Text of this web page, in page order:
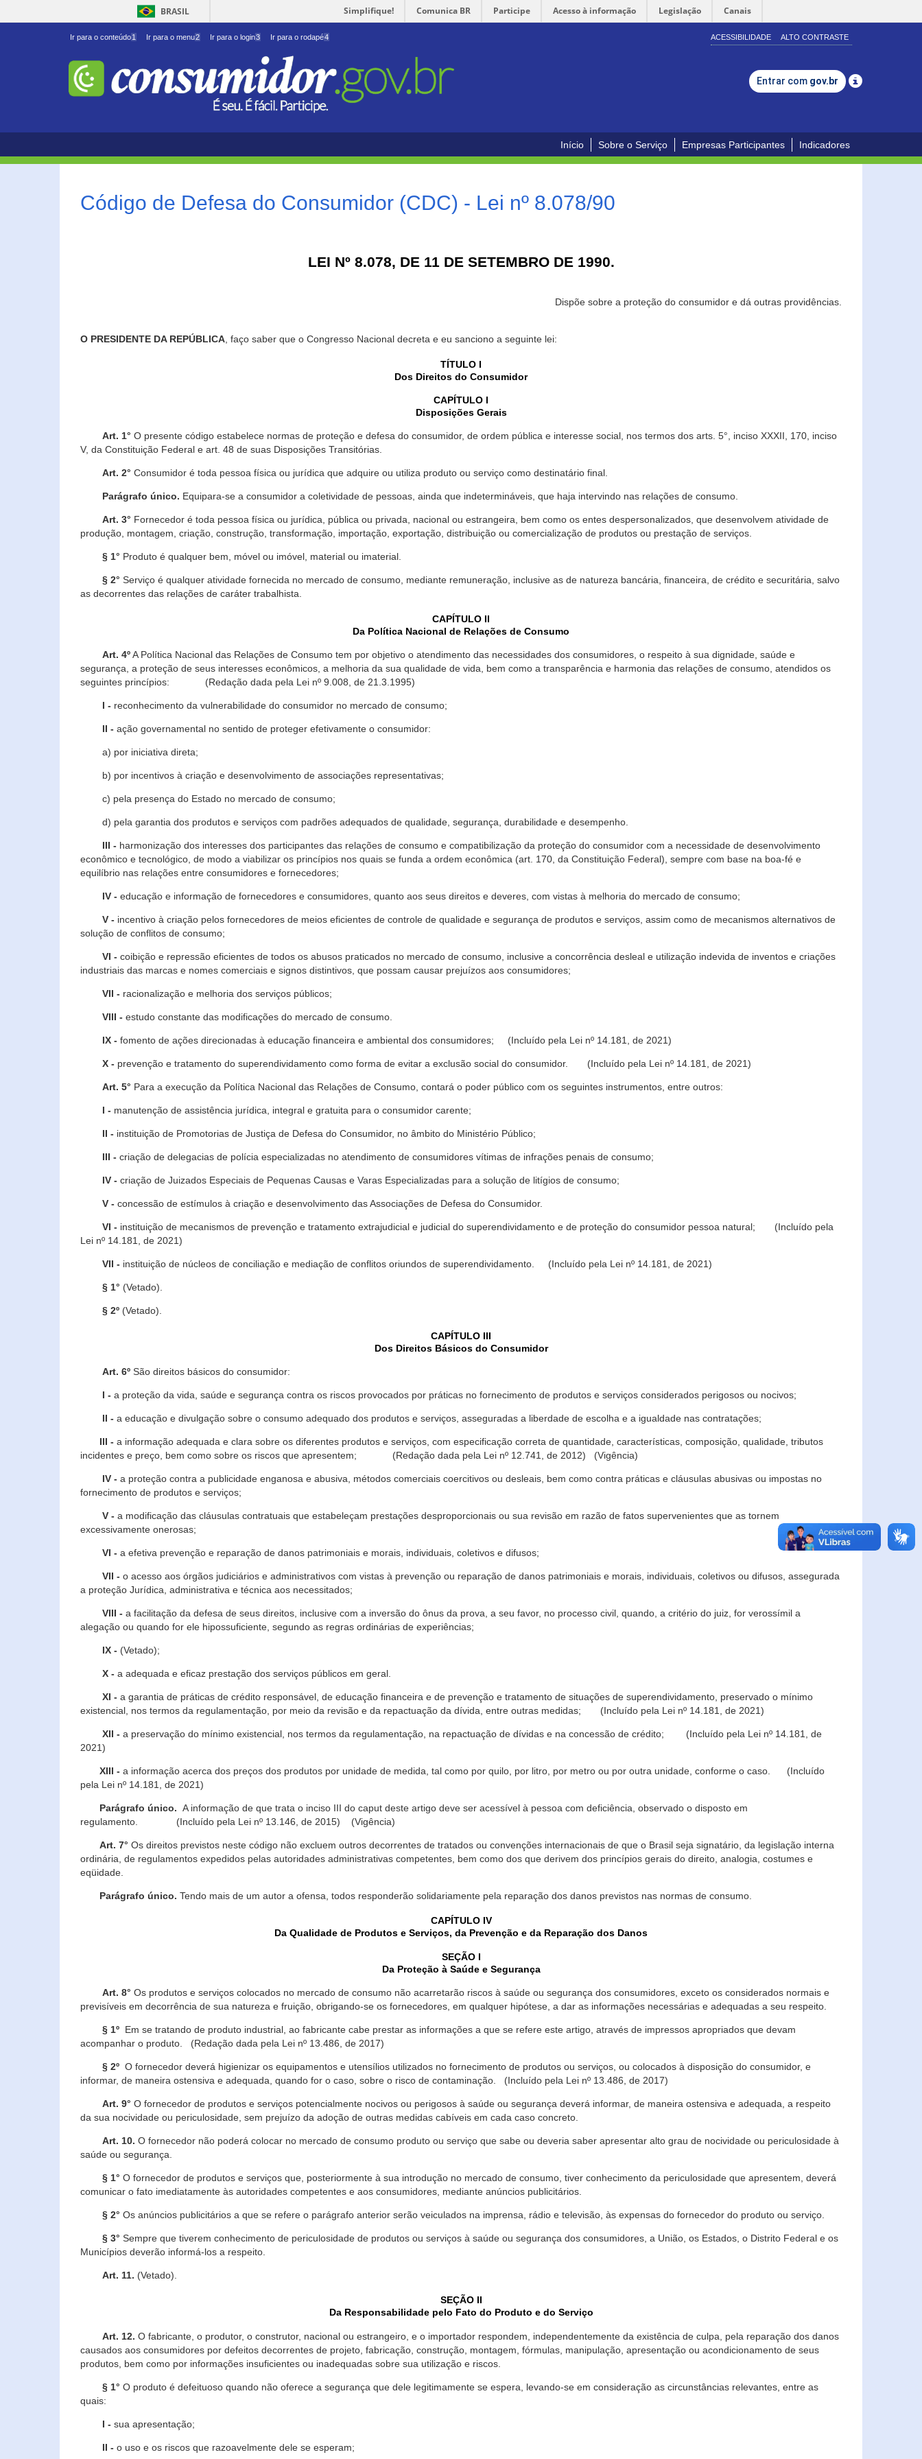
BRASIL Simplifique! Comunica BR Participe Acesso à informação Legislação Canais
Ir para o conteúdo1 Ir para o menu2 Ir para o login3 Ir para o rodapé4 ACESSIBILIDADE ALTO CONTRASTE
Entrar com gov.br
Início Sobre o Serviço Empresas Participantes Indicadores
Código de Defesa do Consumidor (CDC) - Lei nº 8.078/90
LEI Nº 8.078, DE 11 DE SETEMBRO DE 1990.
Dispõe sobre a proteção do consumidor e dá outras providências.
O PRESIDENTE DA REPÚBLICA, faço saber que o Congresso Nacional decreta e eu sanciono a seguinte lei:
TÍTULO I
Dos Direitos do Consumidor
CAPÍTULO I
Disposições Gerais
Art. 1° O presente código estabelece normas de proteção e defesa do consumidor, de ordem pública e interesse social, nos termos dos arts. 5°, inciso XXXII, 170, inciso
V, da Constituição Federal e art. 48 de suas Disposições Transitórias.
Art. 2° Consumidor é toda pessoa física ou jurídica que adquire ou utiliza produto ou serviço como destinatário final.
Parágrafo único. Equipara-se a consumidor a coletividade de pessoas, ainda que indetermináveis, que haja intervindo nas relações de consumo.
Art. 3° Fornecedor é toda pessoa física ou jurídica, pública ou privada, nacional ou estrangeira, bem como os entes despersonalizados, que desenvolvem atividade de
produção, montagem, criação, construção, transformação, importação, exportação, distribuição ou comercialização de produtos ou prestação de serviços.
§ 1° Produto é qualquer bem, móvel ou imóvel, material ou imaterial.
§ 2° Serviço é qualquer atividade fornecida no mercado de consumo, mediante remuneração, inclusive as de natureza bancária, financeira, de crédito e securitária, salvo
as decorrentes das relações de caráter trabalhista.
CAPÍTULO II
Da Política Nacional de Relações de Consumo
Art. 4ºA Política Nacional das Relações de Consumo tem por objetivo o atendimento das necessidades dos consumidores, o respeito à sua dignidade, saúde e
segurança, a proteção de seus interesses econômicos, a melhoria da sua qualidade de vida, bem como a transparência e harmonia das relações de consumo, atendidos os
seguintes princípios: (Redação dada pela Lei nº 9.008, de 21.3.1995)
I - reconhecimento da vulnerabilidade do consumidor no mercado de consumo;
II - ação governamental no sentido de proteger efetivamente o consumidor:
a) por iniciativa direta;
b) por incentivos à criação e desenvolvimento de associações representativas;
c) pela presença do Estado no mercado de consumo;
d) pela garantia dos produtos e serviços com padrões adequados de qualidade, segurança, durabilidade e desempenho.
III - harmonização dos interesses dos participantes das relações de consumo e compatibilização da proteção do consumidor com a necessidade de desenvolvimento
econômico e tecnológico, de modo a viabilizar os princípios nos quais se funda a ordem econômica (art. 170, da Constituição Federal), sempre com base na boa-fé e
equilíbrio nas relações entre consumidores e fornecedores;
IV - educação e informação de fornecedores e consumidores, quanto aos seus direitos e deveres, com vistas à melhoria do mercado de consumo;
V - incentivo à criação pelos fornecedores de meios eficientes de controle de qualidade e segurança de produtos e serviços, assim como de mecanismos alternativos de
solução de conflitos de consumo;
VI - coibição e repressão eficientes de todos os abusos praticados no mercado de consumo, inclusive a concorrência desleal e utilização indevida de inventos e criações
industriais das marcas e nomes comerciais e signos distintivos, que possam causar prejuízos aos consumidores;
VII - racionalização e melhoria dos serviços públicos;
VIII - estudo constante das modificações do mercado de consumo.
IX - fomento de ações direcionadas à educação financeira e ambiental dos consumidores; (Incluído pela Lei nº 14.181, de 2021)
X - prevenção e tratamento do superendividamento como forma de evitar a exclusão social do consumidor. (Incluído pela Lei nº 14.181, de 2021)
Art. 5° Para a execução da Política Nacional das Relações de Consumo, contará o poder público com os seguintes instrumentos, entre outros:
I - manutenção de assistência jurídica, integral e gratuita para o consumidor carente;
II - instituição de Promotorias de Justiça de Defesa do Consumidor, no âmbito do Ministério Público;
III - criação de delegacias de polícia especializadas no atendimento de consumidores vítimas de infrações penais de consumo;
IV - criação de Juizados Especiais de Pequenas Causas e Varas Especializadas para a solução de litígios de consumo;
V - concessão de estímulos à criação e desenvolvimento das Associações de Defesa do Consumidor.
VI - instituição de mecanismos de prevenção e tratamento extrajudicial e judicial do superendividamento e de proteção do consumidor pessoa natural; (Incluído pela
Lei nº 14.181, de 2021)
VII - instituição de núcleos de conciliação e mediação de conflitos oriundos de superendividamento. (Incluído pela Lei nº 14.181, de 2021)
§ 1° (Vetado).
§ 2º (Vetado).
CAPÍTULO III
Dos Direitos Básicos do Consumidor
Art. 6º São direitos básicos do consumidor:
I - a proteção da vida, saúde e segurança contra os riscos provocados por práticas no fornecimento de produtos e serviços considerados perigosos ou nocivos;
II - a educação e divulgação sobre o consumo adequado dos produtos e serviços, asseguradas a liberdade de escolha e a igualdade nas contratações;
III - a informação adequada e clara sobre os diferentes produtos e serviços, com especificação correta de quantidade, características, composição, qualidade, tributos
incidentes e preço, bem como sobre os riscos que apresentem; (Redação dada pela Lei nº 12.741, de 2012) (Vigência)
IV - a proteção contra a publicidade enganosa e abusiva, métodos comerciais coercitivos ou desleais, bem como contra práticas e cláusulas abusivas ou impostas no
fornecimento de produtos e serviços;
V - a modificação das cláusulas contratuais que estabeleçam prestações desproporcionais ou sua revisão em razão de fatos supervenientes que as tornem
excessivamente onerosas;
VI - a efetiva prevenção e reparação de danos patrimoniais e morais, individuais, coletivos e difusos;
VII - o acesso aos órgãos judiciários e administrativos com vistas à prevenção ou reparação de danos patrimoniais e morais, individuais, coletivos ou difusos, assegurada
a proteção Jurídica, administrativa e técnica aos necessitados;
VIII - a facilitação da defesa de seus direitos, inclusive com a inversão do ônus da prova, a seu favor, no processo civil, quando, a critério do juiz, for verossímil a
alegação ou quando for ele hipossuficiente, segundo as regras ordinárias de experiências;
IX - (Vetado);
X - a adequada e eficaz prestação dos serviços públicos em geral.
XI - a garantia de práticas de crédito responsável, de educação financeira e de prevenção e tratamento de situações de superendividamento, preservado o mínimo
existencial, nos termos da regulamentação, por meio da revisão e da repactuação da dívida, entre outras medidas; (Incluído pela Lei nº 14.181, de 2021)
XII - a preservação do mínimo existencial, nos termos da regulamentação, na repactuação de dívidas e na concessão de crédito; (Incluído pela Lei nº 14.181, de
2021)
XIII - a informação acerca dos preços dos produtos por unidade de medida, tal como por quilo, por litro, por metro ou por outra unidade, conforme o caso. (Incluído
pela Lei nº 14.181, de 2021)
Parágrafo único. A informação de que trata o inciso III do caput deste artigo deve ser acessível à pessoa com deficiência, observado o disposto em
regulamento. (Incluído pela Lei nº 13.146, de 2015) (Vigência)
Art. 7° Os direitos previstos neste código não excluem outros decorrentes de tratados ou convenções internacionais de que o Brasil seja signatário, da legislação interna
ordinária, de regulamentos expedidos pelas autoridades administrativas competentes, bem como dos que derivem dos princípios gerais do direito, analogia, costumes e
eqüidade.
Parágrafo único. Tendo mais de um autor a ofensa, todos responderão solidariamente pela reparação dos danos previstos nas normas de consumo.
CAPÍTULO IV
Da Qualidade de Produtos e Serviços, da Prevenção e da Reparação dos Danos
SEÇÃO I
Da Proteção à Saúde e Segurança
Art. 8° Os produtos e serviços colocados no mercado de consumo não acarretarão riscos à saúde ou segurança dos consumidores, exceto os considerados normais e
previsíveis em decorrência de sua natureza e fruição, obrigando-se os fornecedores, em qualquer hipótese, a dar as informações necessárias e adequadas a seu respeito.
§ 1º Em se tratando de produto industrial, ao fabricante cabe prestar as informações a que se refere este artigo, através de impressos apropriados que devam
acompanhar o produto. (Redação dada pela Lei nº 13.486, de 2017)
§ 2º O fornecedor deverá higienizar os equipamentos e utensílios utilizados no fornecimento de produtos ou serviços, ou colocados à disposição do consumidor, e
informar, de maneira ostensiva e adequada, quando for o caso, sobre o risco de contaminação. (Incluído pela Lei nº 13.486, de 2017)
Art. 9° O fornecedor de produtos e serviços potencialmente nocivos ou perigosos à saúde ou segurança deverá informar, de maneira ostensiva e adequada, a respeito
da sua nocividade ou periculosidade, sem prejuízo da adoção de outras medidas cabíveis em cada caso concreto.
Art. 10. O fornecedor não poderá colocar no mercado de consumo produto ou serviço que sabe ou deveria saber apresentar alto grau de nocividade ou periculosidade à
saúde ou segurança.
§ 1° O fornecedor de produtos e serviços que, posteriormente à sua introdução no mercado de consumo, tiver conhecimento da periculosidade que apresentem, deverá
comunicar o fato imediatamente às autoridades competentes e aos consumidores, mediante anúncios publicitários.
§ 2° Os anúncios publicitários a que se refere o parágrafo anterior serão veiculados na imprensa, rádio e televisão, às expensas do fornecedor do produto ou serviço.
§ 3° Sempre que tiverem conhecimento de periculosidade de produtos ou serviços à saúde ou segurança dos consumidores, a União, os Estados, o Distrito Federal e os
Municípios deverão informá-los a respeito.
Art. 11. (Vetado).
SEÇÃO II
Da Responsabilidade pelo Fato do Produto e do Serviço
Art. 12. O fabricante, o produtor, o construtor, nacional ou estrangeiro, e o importador respondem, independentemente da existência de culpa, pela reparação dos danos
causados aos consumidores por defeitos decorrentes de projeto, fabricação, construção, montagem, fórmulas, manipulação, apresentação ou acondicionamento de seus
produtos, bem como por informações insuficientes ou inadequadas sobre sua utilização e riscos.
§ 1° O produto é defeituoso quando não oferece a segurança que dele legitimamente se espera, levando-se em consideração as circunstâncias relevantes, entre as
quais:
I - sua apresentação;
II - o uso e os riscos que razoavelmente dele se esperam;